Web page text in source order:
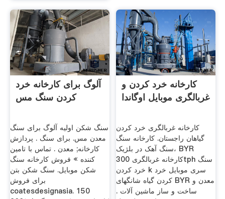
آلوگ برای کارخانه خرد
کردن سنگ مس
سنگ شکن اولیه آلوگ برای سنگ
معدن مس. برای سنگ . پردازش
کارخانه; معدن . تماس با تامین
کننده » فروش کارخانه سنگ
شکن موبایل. سنگ شکن بتن
برای فروش
coatesdesignasia. 150
کارخانه خرد کردن و
غربالگری موبایل اوگاندا
کارخانه غربالگری خرد کردن
گیاهان راجستان. کارخانه سنگ
سنگ آهک در بلژیک، BYR
کارخانه غربالگری 300tph سنگ
خرد کردن k سری موبایل خرد
کردن گیاه شانگهای BYR معدن و
ساخت و ساز ماشین آلات .